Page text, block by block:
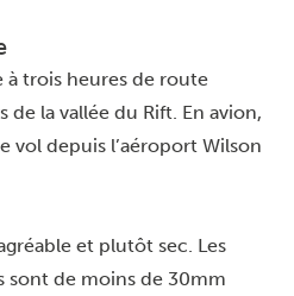
à trois heures de route
de la vallée du Rift. En avion,
vol depuis l’aéroport Wilson
et plutôt sec. Les
sont de moins de 30mm